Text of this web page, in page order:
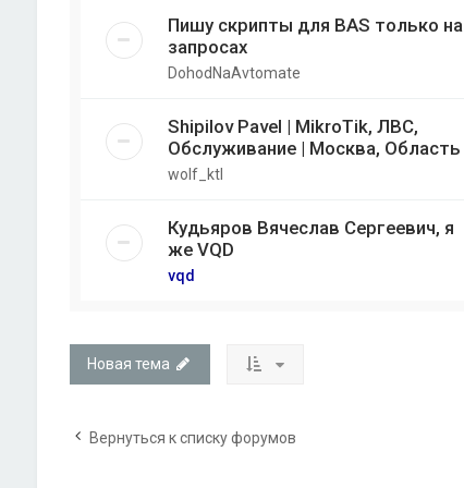
Пишу скрипты для BAS только на
запросах
DohodNaAvtomate
Shipilov Pavel | MikroTik, ЛВС,
Обслуживание | Москва, Область
wolf_ktl
Кудьяров Вячеслав Сергеевич, я
же VQD
vqd
Новая тема
Вернуться к списку форумов